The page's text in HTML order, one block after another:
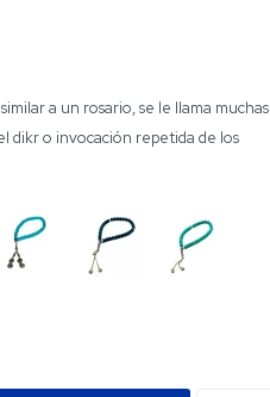
a un rosario, se le llama muchas
dikr o invocación repetida de los